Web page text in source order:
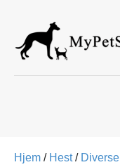
Hjem / Hest/ Diverse